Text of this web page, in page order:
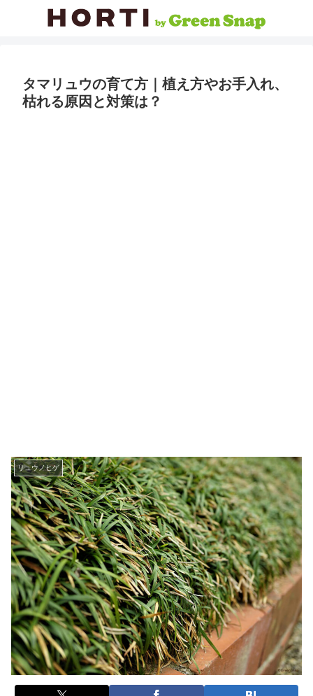
タマリュウの育て方｜植え方やお手入れ、
枯れる原因と対策は？
リュウノヒゲ